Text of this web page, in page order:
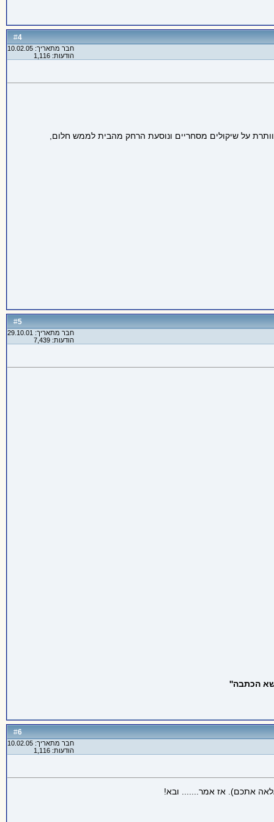
#
4
חבר מתאריך: 10.02.05
הודעות: 1,116
על שיקולים מסחריים ונוסעת הרחק מהבית לממש חלום,
#
5
חבר מתאריך: 29.10.01
הודעות: 7,439
הכתבה''
#
6
חבר מתאריך: 10.02.05
הודעות: 1,116
אתכם). אז אמר....... ובא!